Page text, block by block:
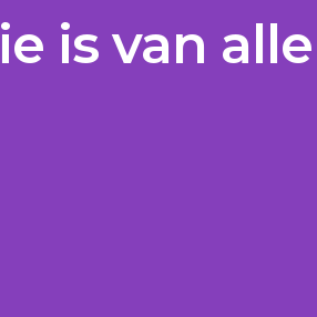
is van alle